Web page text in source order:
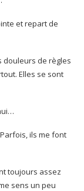
et repart de
douleurs de règles
Elles se sont
ils me font
toujours assez
sens un peu